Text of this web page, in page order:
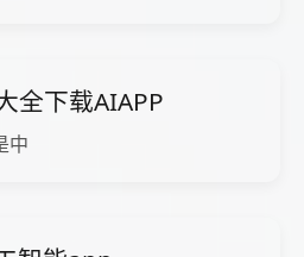
全下载AIAPP
中